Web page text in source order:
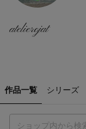
atelierojat
作品一覧 シリーズ